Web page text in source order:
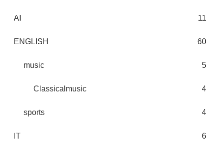
AI 11
ENGLISH 60
music 5
Classicalmusic 4
sports 4
IT 6